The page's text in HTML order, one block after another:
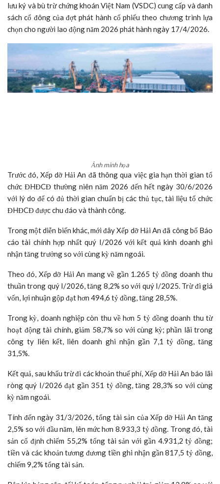
lưu ký và bù trừ chứng khoán Việt Nam (VSDC) cung cấp và danh
sách cổ đông của đợt phát hành cổ phiếu theo chương trình lựa
chọn cho người lao động năm 2026 phát hành ngày 17/4/2026.
Ảnh minh họa
Trước đó, Xếp dỡ Hải An đã thông qua việc gia hạn thời gian tổ
chức ĐHĐCĐ thường niên năm 2026 đến hết ngày 30/6/2026
với lý do để có đủ thời gian chuẩn bị các thủ tục, tài liệu tổ chức
ĐHĐCĐ được chu đáo và thành công.
Trong một diễn biến khác, mới đây Xếp dỡ Hải An đã công bố Báo
cáo tài chính hợp nhất quý I/2026 với kết quả kinh doanh ghi
nhận tăng trưởng so với cùng kỳ năm ngoái.
Theo đó, Xếp dỡ Hải An mang về gần 1.265 tỷ đồng doanh thu
thuần trong quý I/2026, tăng 8,2% so với quý I/2025. Trừ đi giá
vốn, lợi nhuận gộp đạt hơn 494,6 tỷ đồng, tăng 28,5%.
Trong kỳ, doanh nghiệp còn thu về hơn 5 tỷ đồng doanh thu từ
hoạt động tài chính, giảm 58,7% so với cùng kỳ; phần lãi trong
công ty liên kết, liên doanh ghi nhận gần 7,1 tỷ đồng, tăng
31,5%.
Kết quả, sau khấu trừ đi các khoản thuế phí, Xếp dỡ Hải An báo lãi
ròng quý I/2026 đạt gần 351 tỷ đồng, tăng 28,3% so với cùng
kỳ năm ngoái.
Tính đến ngày 31/3/2026, tổng tài sản của Xếp dỡ Hải An tăng
2,5% so với đầu năm, lên mức hơn 8.933,3 tỷ đồng. Trong đó, tài
sản cố định chiếm 55,2% tổng tài sản với gần 4.931,2 tỷ đồng;
tiền và các khoản tương đương tiền ghi nhận gần 817,5 tỷ đồng,
chiếm 9,2% tổng tài sản.